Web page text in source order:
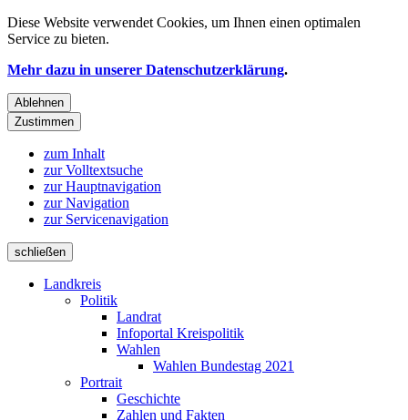
Diese Website verwendet Cookies, um Ihnen einen optimalen
Service zu bieten.
Mehr dazu in unserer Datenschutzerklärung.
Ablehnen
Zustimmen
zum Inhalt
zur Volltextsuche
zur Hauptnavigation
zur Navigation
zur Servicenavigation
schließen
Landkreis
Politik
Landrat
Infoportal Kreispolitik
Wahlen
Wahlen Bundestag 2021
Portrait
Geschichte
Zahlen und Fakten